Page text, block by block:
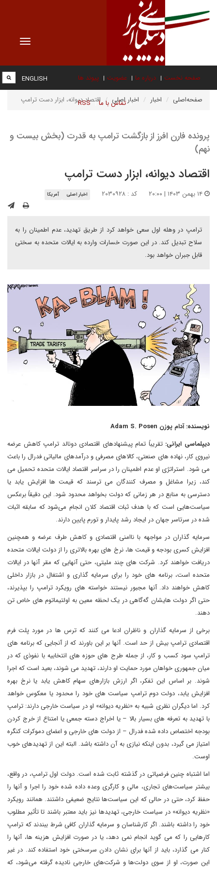
Toggle
صفحه نخست درباره ما عضویت پیوند ها
تماس با ما RSS
ENGLISH
صفحه‌اصلی اخبار اخبار اصلی اقتصاد دیوانه، ابزار دست ترامپ
پرونده فارن افرز از بازگشت ترامپ به قدرت (بخش بیست و
نهم)
اقتصاد دیوانه، ابزار دست ترامپ
کد : ۲۰۳۰۹۲۸ اخبار اصلی آمریکا
ترامپ در وهله اول سعی خواهد کرد از طریق تهدید، عدم اطمینان را به
سلاح تبدیل کند. در این صورت خسارات وارده به ایالات متحده به سختی
قابل جبران خواهد بود.
نویسنده: آدام پوزن Adam S. Posen
دیپلماسی ایرانی: تقریباً تمام پیشنهادهای اقتصادی دونالد ترامپ کاهش عرضه
نیروی کار، نهاده های صنعتی، کالاهای مصرفی و درآمدهای مالیاتی فدرال را باعث
می شود. استراتژی او عدم اطمینان را در سراسر اقتصاد ایالات متحده تحمیل می
کند، زیرا مشاغل و مصرف کنندگان می ترسند که قیمت ها افزایش یابد یا
دسترسی به منابع در هر زمانی که دولت بخواهد محدود شود. این دقیقاً برعکس
سیاست‌هایی است که با هدف ثبات اقتصاد کلان انجام می‌شود که سابقه اثبات
شده در سرتاسر جهان در ایجاد رشد پایدار و تورم پایین دارند.
سرمایه گذاران در مواجهه با ناامنی اقتصادی و کاهش طرف عرضه و همچنین
افزایش کسری بودجه و قیمت ها، نرخ های بهره بالاتری را از دولت ایالات متحده
دریافت خواهند کرد. شرکت های چند ملیتی، حتی آنهایی که مقر آنها در ایالات
متحده است، برنامه های خود را برای سرمایه گذاری و اشتغال در بازار داخلی
کاهش خواهند داد. آنها مجبور نیستند خواسته های رویکرد ترامپ را بپذیرند،
حتی اگر دولت هایشان گه‌گاهی در یک لحظه معین به اولتیماتوم های خاص تن
دهند.
برخی از سرمایه گذاران و ناظران ادعا می کنند که ترس ها در مورد پلت فرم
اقتصادی ترامپ بیش از حد است. آنها بر این باورند که از آنجایی که برنامه های
ترامپ سود کسب و کار، از جمله طرح های حوزه های انتخابیه با نفوذی که در
میان جمهوری خواهان مورد حمایت او دارند، تهدید می شوند، بعید است که اجرا
شوند. بر اساس این تفکر، اگر ارزش بازارهای سهام کاهش یابد یا نرخ بهره
افزایش یابد، دولت دوم ترامپ سیاست های خود را محدود یا معکوس خواهد
کرد. اما دیگران نظری شبیه به «نظریه دیوانه» او در سیاست خارجی دارند: ترامپ
با تهدید به تعرفه های بسیار بالا – یا اخراج دسته جمعی یا امتناع از خرج کردن
بودجه اختصاص داده شده فدرال – از دولت های خارجی و اعضای دموکرات کنگره
امتیاز می گیرد، بدون اینکه نیازی به آن داشته باشد. البته این از تهدیدهای خوب
اوست.
اما اشتباه چنین فرضیاتی در گذشته ثابت شده است. دولت اول ترامپ، در واقع،
بیشتر سیاست‌های تجاری، مالی و کارگری وعده داده شده خود را اجرا و آنها را
حفظ کرد، حتی در حالی که این سیاست‌ها نتایج ضعیفی داشتند. همانند رویکرد
«نظریه دیوانه» در سیاست خارجی، تهدیدها نیز باید معتبر باشند تا تأثیر مطلوب
خود را داشته باشند. اگر کارشناسان و سرمایه گذاران کافی شرط ببندند که ترامپ
کارهایی را که می گوید انجام نمی دهد، یا در صورت افزایش هزینه ها، آنها را
کنار می گذارد، باید از آنها برای نشان دادن سرسختی خود استفاده کند. در غیر
این صورت، او از سوی دولت‌ها و شرکت‌های خارجی نادیده گرفته می‌شود، که